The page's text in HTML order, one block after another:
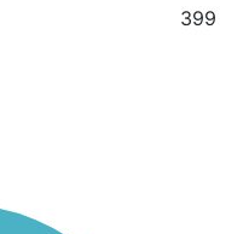
399